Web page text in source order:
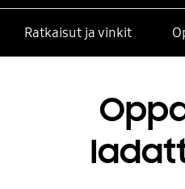
Ratkaisut ja vinkit